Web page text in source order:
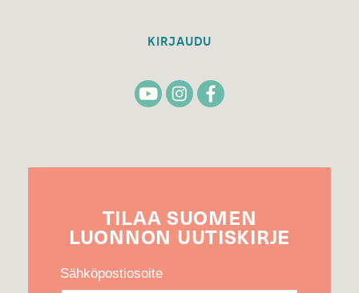
KIRJAUDU
TILAA SUOMEN
LUONNON UUTIS­KIRJE
Sähköpostiosoite